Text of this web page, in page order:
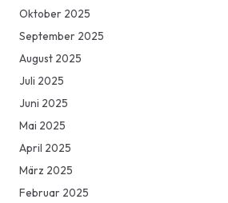
Oktober 2025
September 2025
August 2025
Juli 2025
Juni 2025
Mai 2025
April 2025
März 2025
Februar 2025